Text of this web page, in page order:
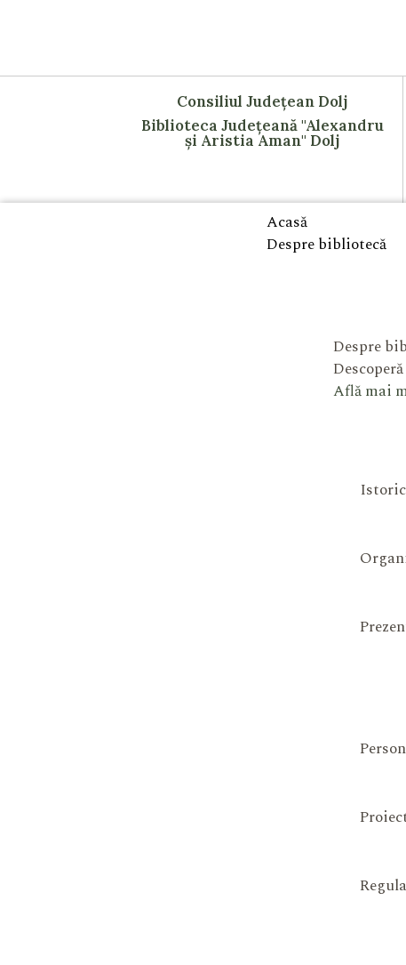
Consiliul Județean Dolj
Biblioteca Județeană "Alexandru
și Aristia Aman" Dolj
Acasă
Despre bibliotecă
Despre
Află mai